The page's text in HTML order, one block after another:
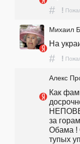
# !
Михаил
На
# !
Алекс
Как
за
Обама !
тупых